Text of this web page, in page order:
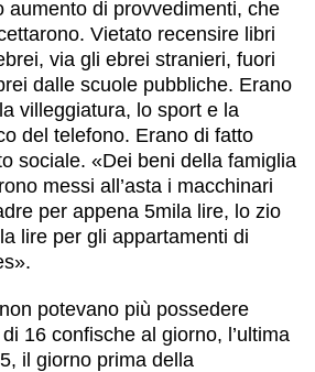
aumento di provvedimenti, che
Vietato recensire libri
via gli ebrei stranieri, fuori
dalle scuole pubbliche. Erano
villeggiatura, lo sport e la
del telefono. Erano di fatto
sociale. «Dei beni della famiglia
messi all’asta i macchinari
per appena 5mila lire, lo zio
lire per gli appartamenti di
potevano più possedere
16 confische al giorno, l’ultima
il giorno prima della